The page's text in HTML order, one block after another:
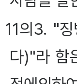
11의3. "
다)"라 함